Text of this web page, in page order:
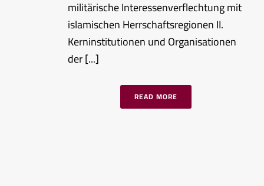
militärische Interessenverflechtung mit
islamischen Herrschaftsregionen II.
Kerninstitutionen und Organisationen
der [...]
READ MORE